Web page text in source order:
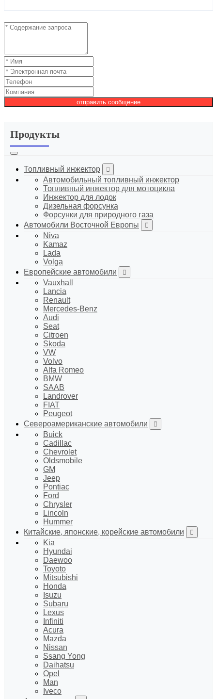
отправить сообщение
Продукты
Топливный инжектор
Автомобильный топливный инжектор
Топливный инжектор для мотоцикла
Инжектор для лодок
Дизельная форсунка
Форсунки для природного газа
Автомобили Восточной Европы
Niva
Kamaz
Lada
Volga
Европейские автомобили
Vauxhall
Lancia
Renault
Mercedes-Benz
Audi
Seat
Citroen
Skoda
VW
Volvo
Alfa Romeo
BMW
SAAB
Landrover
FIAT
Peugeot
Североамериканские автомобили
Buick
Cadillac
Chevrolet
Oldsmobile
GM
Jeep
Pontiac
Ford
Chrysler
Lincoln
Hummer
Китайские, японские, корейские автомобили
Kia
Hyundai
Daewoo
Toyoto
Mitsubishi
Honda
Isuzu
Subaru
Lexus
Infiniti
Acura
Mazda
Nissan
Ssang Yong
Daihatsu
Opel
Man
Iveco